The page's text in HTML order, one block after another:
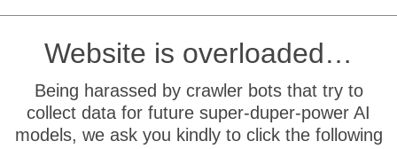
Website is overloaded…
Being harassed by crawler bots that try to
collect data for future super-duper-power AI
models, we ask you kindly to click the following